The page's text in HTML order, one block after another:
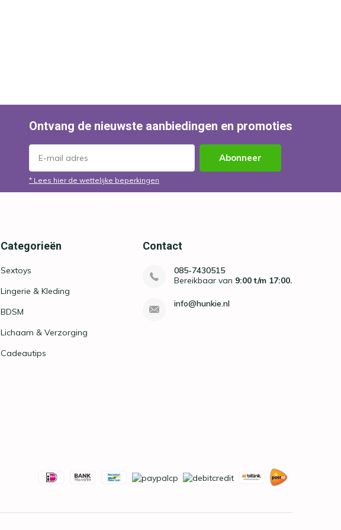
Ontvang de nieuwste aanbiedingen en promoties
Abonneer
* Lees hier de wettelijke beperkingen
Categorieën
Sextoys
Lingerie & Kleding
BDSM
Lichaam & Verzorging
Cadeautips
Contact
085-7430515
Bereikbaar van 9:00 t/m 17:00.
info@hunkie.nl